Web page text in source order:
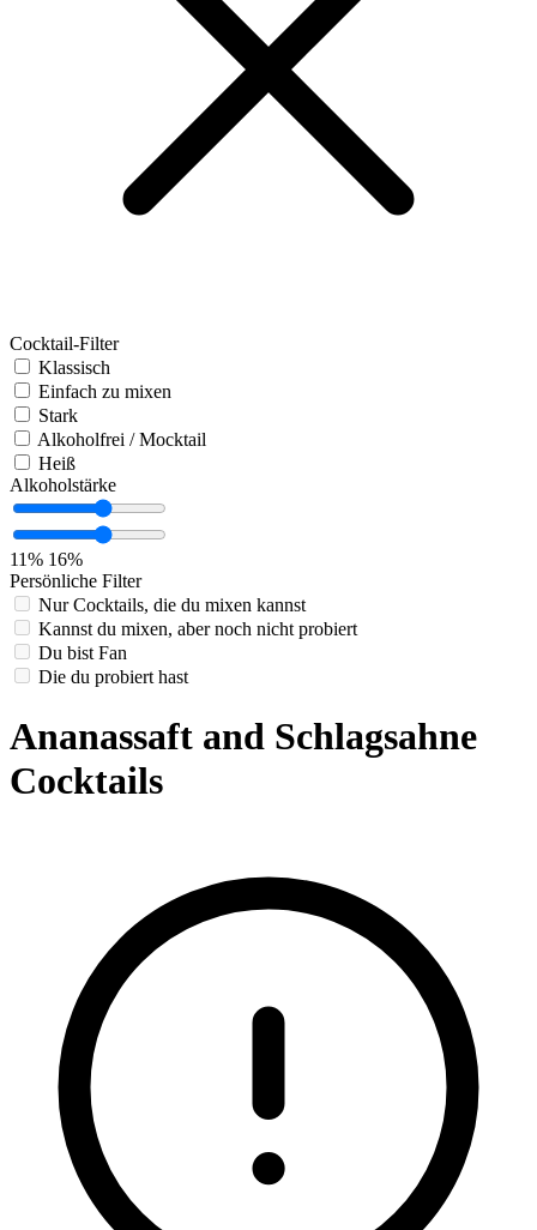
Cocktail-Filter
Klassisch
Einfach zu mixen
Stark
Alkoholfrei / Mocktail
Heiß
Alkoholstärke
11% 16%
Persönliche Filter
Nur Cocktails, die du mixen kannst
Kannst du mixen, aber noch nicht probiert
Du bist Fan
Die du probiert hast
Ananassaft and Schlagsahne
Cocktails